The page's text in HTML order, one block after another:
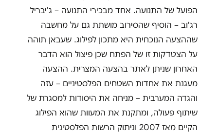
הפועל של התנועה. אחד מבכירי התנועה – ג'יבריל
רג'וב – הוסיף שהסירוב מושתת גם על מחשבה
שההצעה הנוכחית היא מתכון לפילוג. שעבאן תוהה
על הצטדקות זו של הפתח שכן פיצול הוא הדבר
האחרון שניתן לאתר בהצעה המצרית. ההצעה
מעגנת את אחדות השטחים הפלסטיניים – עזה
והגדה המערבית – מניחה את היסודות למסגרת של
שיתוף פעולה, ומתקנת את המעוות שהוא הפילוג
הקיים מאז 2007 וניתוק הרשות הפלסטינית